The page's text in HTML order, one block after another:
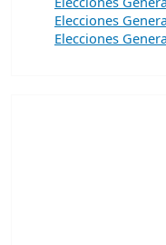
Elecciones
Elecciones